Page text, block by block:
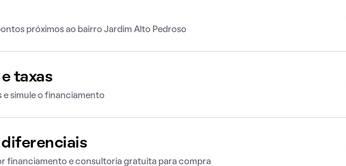
próximos ao bairro Jardim Alto Pedroso
taxas
e simule o financiamento
diferenciais
financiamento e consultoria gratuita para compra